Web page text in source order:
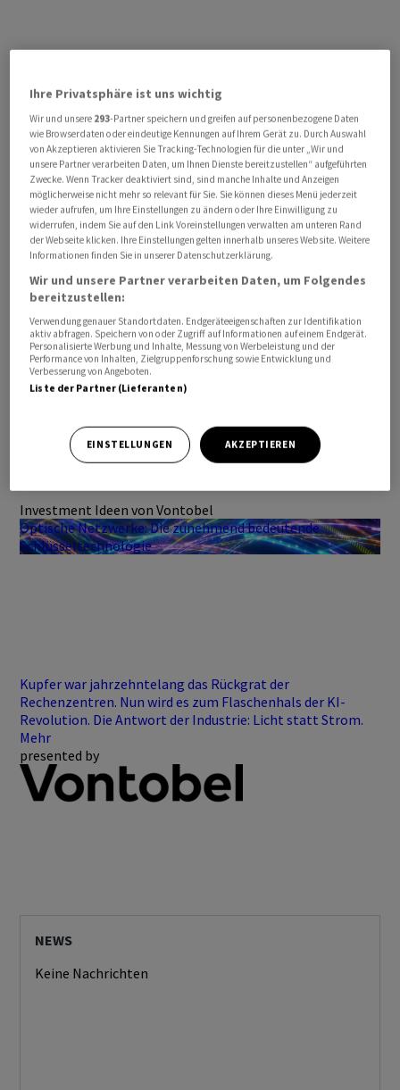
Investment Ideen von Vontobel
Optische Netzwerke: Die zunehmend bedeutende
Schlüsseltechnologie
Kupfer war jahrzehntelang das Rückgrat der
Rechenzentren. Nun wird es zum Flaschenhals der KI-
Revolution. Die Antwort der Industrie: Licht statt Strom.
Mehr
presented by
NEWS
Keine Nachrichten
Ihre Privatsphäre ist uns wichtig
Wir und unsere 293-Partner speichern und greifen auf personenbezogene Daten
wie Browserdaten oder eindeutige Kennungen auf Ihrem Gerät zu. Durch Auswahl
von Akzeptieren aktivieren Sie Tracking-Technologien für die unter „Wir und
unsere Partner verarbeiten Daten, um Ihnen Dienste bereitzustellen“ aufgeführten
Zwecke. Wenn Tracker deaktiviert sind, sind manche Inhalte und Anzeigen
möglicherweise nicht mehr so relevant für Sie. Sie können dieses Menü jederzeit
wieder aufrufen, um Ihre Einstellungen zu ändern oder Ihre Einwilligung zu
widerrufen, indem Sie auf den Link Voreinstellungen verwalten am unteren Rand
der Webseite klicken. Ihre Einstellungen gelten innerhalb unseres Website. Weitere
Informationen finden Sie in unserer Datenschutzerklärung.
Wir und unsere Partner verarbeiten Daten, um Folgendes
bereitzustellen:
Verwendung genauer Standortdaten. Endgeräteeigenschaften zur Identifikation
aktiv abfragen. Speichern von oder Zugriff auf Informationen auf einem Endgerät.
Personalisierte Werbung und Inhalte, Messung von Werbeleistung und der
Performance von Inhalten, Zielgruppenforschung sowie Entwicklung und
Verbesserung von Angeboten.
Liste der Partner (Lieferanten)
EINSTELLUNGEN AKZEPTIEREN